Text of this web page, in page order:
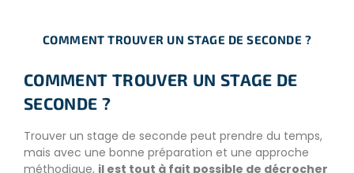
COMMENT TROUVER UN STAGE DE SECONDE ?
COMMENT TROUVER UN STAGE DE
SECONDE ?
Trouver un stage de seconde peut prendre du temps,
mais avec une bonne préparation et une approche
méthodique, il est tout à fait possible de décrocher